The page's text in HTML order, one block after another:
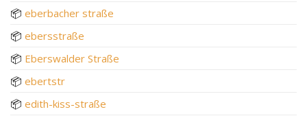
📦 eberbacher straße
📦 ebersstraße
📦 Eberswalder Straße
📦 ebertstr
📦 edith-kiss-straße